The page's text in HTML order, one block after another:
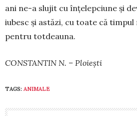
ani ne-a slujit cu înțelepciune și
iu­besc și astăzi, cu toate că
pentru totdeauna.
CONSTANTIN N. – Ploiești
TAGS: ANIMALE